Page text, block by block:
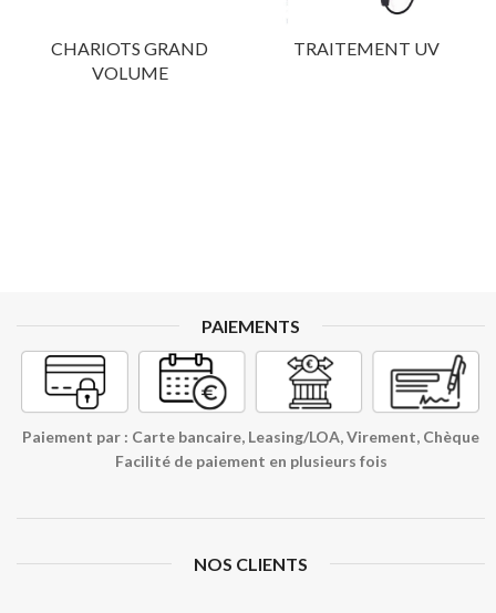
CHARIOTS GRAND
VOLUME
TRAITEMENT UV
PAIEMENTS
Paiement par : Carte bancaire, Leasing/LOA, Virement, Chèque
Facilité de paiement en plusieurs fois
NOS CLIENTS